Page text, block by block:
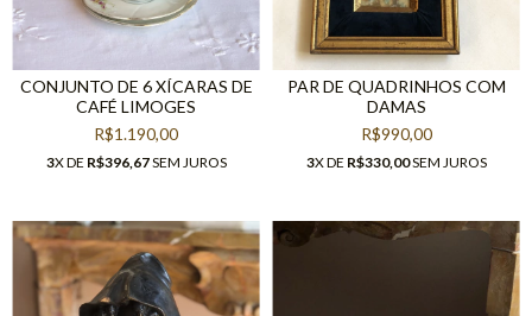
CONJUNTO DE 6 XÍCARAS DE
CAFÉ LIMOGES
R$1.190,00
3X DE R$396,67SEM JUROS
PAR DE QUADRINHOS COM
DAMAS
R$990,00
3X DE R$330,00SEM JUROS